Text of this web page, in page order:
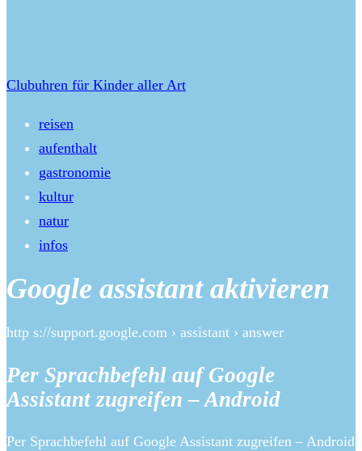
Clubuhren für Kinder aller Art
reisen
aufenthalt
gastronomie
kultur
natur
infos
Google assistant aktivieren
http s://support.google.com › assistant › answer
Per Sprachbefehl auf Google
Assistant zugreifen – Android
Per Sprachbefehl auf Google Assistant zugreifen – Android